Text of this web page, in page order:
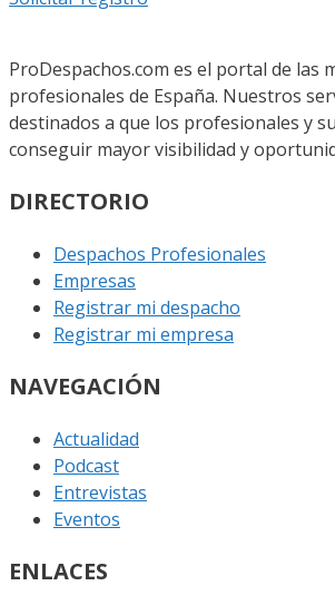
ProDespachos.com es el portal de las
profesionales de España. Nuestros
destinados a que los profesionales y
conseguir mayor visibilidad y
DIRECTORIO
Despachos Profesionales
Empresas
Registrar mi despacho
Registrar mi empresa
NAVEGACIÓN
Actualidad
Podcast
Entrevistas
Eventos
ENLACES